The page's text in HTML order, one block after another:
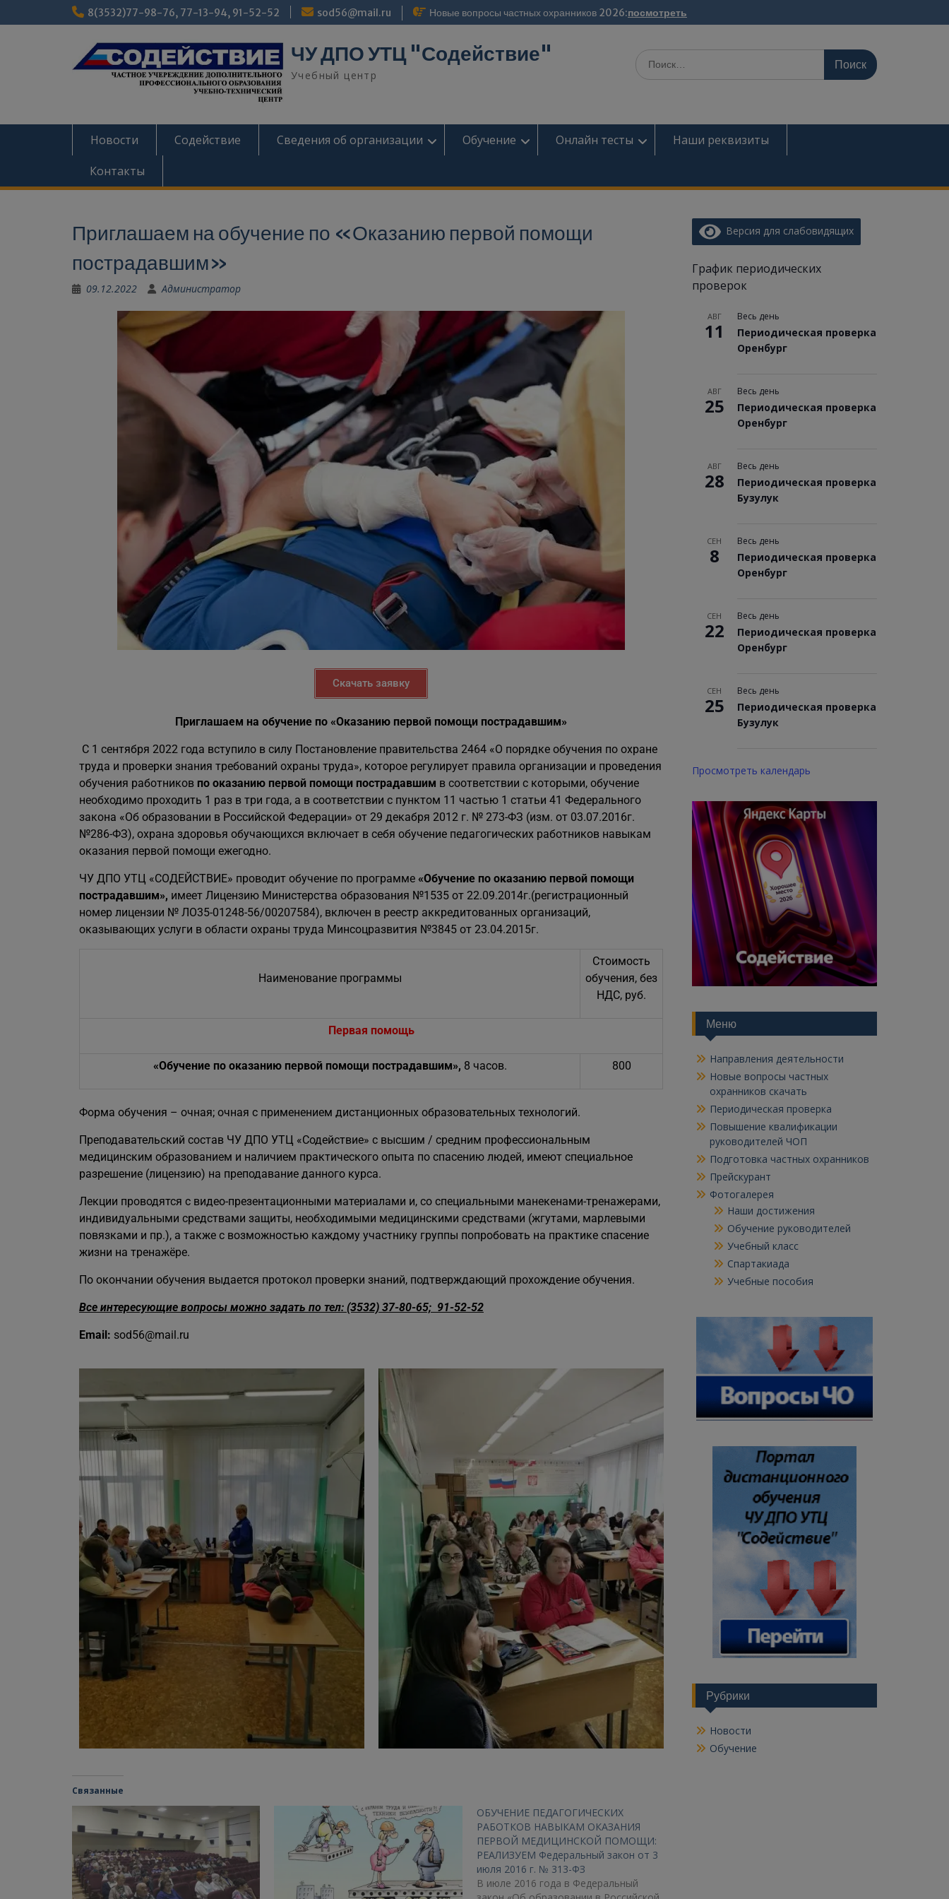
8(3532)77-98-76, 77-13-94, 91-52-52 sod56@mail.ru Новые вопросы частных охранников 2026:посмотреть
ЧУ ДПО УТЦ "Содействие"
Учебный центр
Новости Содействие Сведения об организации Обучение Онлайн тесты
Наши реквизиты
Контакты
Приглашаем на обучение по «Оказанию первой помощи
пострадавшим»
09.12.2022 Администратор
Скачать заявку
Приглашаем на обучение по «Оказанию первой помощи пострадавшим»
С 1 сентября 2022 года вступило в силу Постановление правительства 2464 «О порядке обучения по охране
труда и проверки знания требований охраны труда», которое регулирует правила организации и проведения
обучения работников по оказанию первой помощи пострадавшим в соответствии с которыми, обучение
необходимо проходить 1 раз в три года, а в соответствии с пунктом 11 частью 1 статьи 41 Федерального
закона «Об образовании в Российской Федерации» от 29 декабря 2012 г. № 273-ФЗ (изм. от 03.07.2016г.
№286-ФЗ), охрана здоровья обучающихся включает в себя обучение педагогических работников навыкам
оказания первой помощи ежегодно.
ЧУ ДПО УТЦ «СОДЕЙСТВИЕ» проводит обучение по программе «Обучение по оказанию первой помощи
пострадавшим», имеет Лицензию Министерства образования №1535 от 22.09.2014г.(регистрационный
номер лицензии № ЛО35-01248-56/00207584), включен в реестр аккредитованных организаций,
оказывающих услуги в области охраны труда Минсоцразвития №3845 от 23.04.2015г.
Наименование программы
Стоимость
обучения, без
НДС, руб.
Первая помощь
«Обучение по оказанию первой помощи пострадавшим», 8 часов. 800
Форма обучения – очная; очная с применением дистанционных образовательных технологий.
Преподавательский состав ЧУ ДПО УТЦ «Содействие» с высшим / средним профессиональным
медицинским образованием и наличием практического опыта по спасению людей, имеют специальное
разрешение (лицензию) на преподавание данного курса.
Лекции проводятся с видео-презентационными материалами и, со специальными манекенами-тренажерами,
индивидуальными средствами защиты, необходимыми медицинскими средствами (жгутами, марлевыми
повязками и пр.), а также с возможностью каждому участнику группы попробовать на практике спасение
жизни на тренажёре.
По окончании обучения выдается протокол проверки знаний, подтверждающий прохождение обучения.
Все интересующие вопросы можно задать по тел: (3532) 37-80-65; 91-52-52
Email: sod56@mail.ru
Связанные
ОБУЧЕНИЕ ПЕДАГОГИЧЕСКИХ
РАБОТКОВ НАВЫКАМ ОКАЗАНИЯ
ПЕРВОЙ МЕДИЦИНСКОЙ ПОМОЩИ:
РЕАЛИЗУЕМ Федеральный закон от 3
июля 2016 г. № 313-ФЗ
В июле 2016 года в Федеральный
Версия для слабовидящих
График периодических
проверок
АВГ
11
Весь день
Периодическая проверка
Оренбург
АВГ
25
Весь день
Периодическая проверка
Оренбург
АВГ
28
Весь день
Периодическая проверка
Бузулук
СЕН
8
Весь день
Периодическая проверка
Оренбург
СЕН
22
Весь день
Периодическая проверка
Оренбург
СЕН
25
Весь день
Периодическая проверка
Бузулук
Просмотреть календарь
Меню
Направления деятельности
Новые вопросы частных
охранников скачать
Периодическая проверка
Повышение квалификации
руководителей ЧОП
Подготовка частных охранников
Прейскурант
Фотогалерея
Наши достижения
Обучение руководителей
Учебный класс
Спартакиада
Учебные пособия
Рубрики
Новости
Обучение